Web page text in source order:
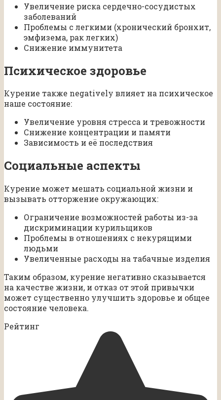
Увеличение риска сердечно-сосудистых
заболеваний
Проблемы с легкими (хронический бронхит,
эмфизема, рак легких)
Снижение иммунитета
Психическое здоровье
Курение также negatively влияет на психическое
наше состояние:
Увеличение уровня стресса и тревожности
Снижение концентрации и памяти
Зависимость и её последствия
Социальные аспекты
Курение может мешать социальной жизни и
вызывать отторжение окружающих:
Ограничение возможностей работы из-за
дискриминации курильщиков
Проблемы в отношениях с некурящими
людьми
Увеличенные расходы на табачные изделия
Таким образом, курение негативно сказывается
на качестве жизни, и отказ от этой привычки
может существенно улучшить здоровье и общее
состояние человека.
Рейтинг